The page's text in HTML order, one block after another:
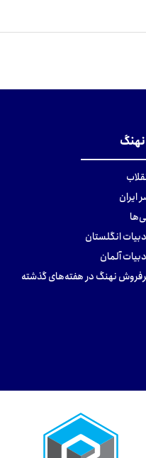
ایران
انگلستان
آلمان
نهنگ در هفته‌های گذشته